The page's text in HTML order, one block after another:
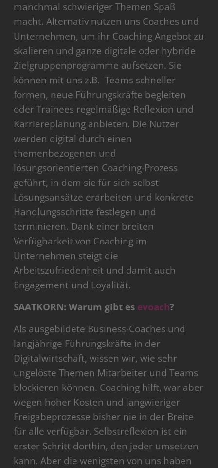
manchmal schwieriger Themen Spaß
macht. Alternativ nutzen uns Coaches und
Unternehmen, um ihr Coaching Angebot zu
skalieren und ganze digitale oder hybride
Zielgruppenprogramme aufsetzen. Sie
können mit uns z.B. Teams schneller
formen, neue Führungskräfte begleiten
oder Trainees regelmäßige Reflexion und
Karriereplanung anbieten. Die Nutzer
werden digital durch einen
themenbezogenen und
lösungsorientierten Coaching-Prozess
geführt, in dem sie für sich selbst
Lösungsansätze erarbeiten und konkrete
Handlungsschritte festlegen und
terminieren. Dank einer breiten
Verfügbarkeit von Coaching im
Unternehmen steigt die
Arbeitszufriedenheit und damit auch
Engagement und Loyalität.
SAATKORN: Warum gibt es evoach?
Als ausgebildete Business-Coaches und
langjährige Führungskräfte in der
Digitalwirtschaft, wissen wir, wie sehr
ungelöste Themen Mitarbeiter und Teams
blockieren können. Coaching hilft, war aber
wegen hoher Kosten und langwieriger
Freigabeprozesse bisher nie in der Breite
für alle verfügbar. Selbstreflexion ist ein
erster Schritt dorthin, den jeder umsetzen
kann. Aber die wenigsten von uns haben